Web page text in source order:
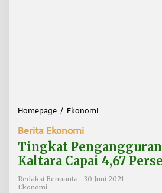
Homepage / Ekonomi
g
k
a
Berita Ekonomi
Tingkat
Kaltara Capai 4,67
Redaksi Benuanta
30 Juni 2021
Ekonomi